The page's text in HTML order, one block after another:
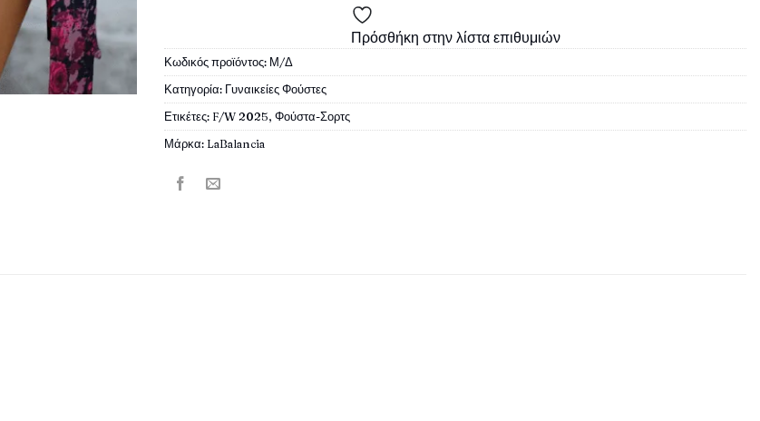
Πρόσθήκη στην λίστα επιθυμιών
Κωδικός προϊόντος: Μ/Δ
Κατηγορία: Γυναικείες Φούστες
Ετικέτες: F/W 2025, Φούστα-Σορτς
Μάρκα: LaBalancia